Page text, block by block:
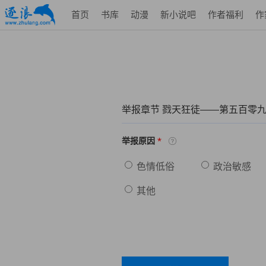
首页 书库 动漫 新小说吧 作者福利 作
举报章节 戮天狂徒——第五百零
举报原因 *
色情低俗 政治敏感
其他